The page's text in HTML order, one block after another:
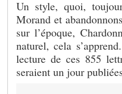
Un style, quoi,
Morand et
sur l’époque,
naturel, cela
lecture de ces 855
seraient un jour